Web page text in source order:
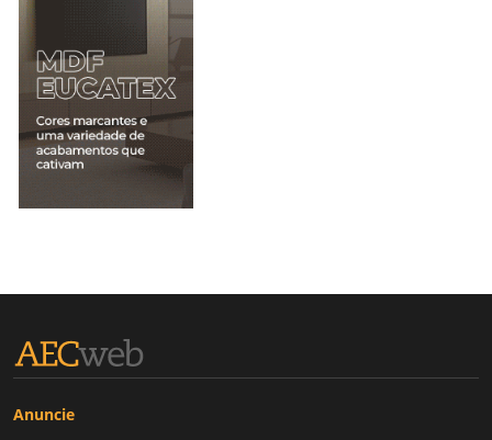
Anuncie